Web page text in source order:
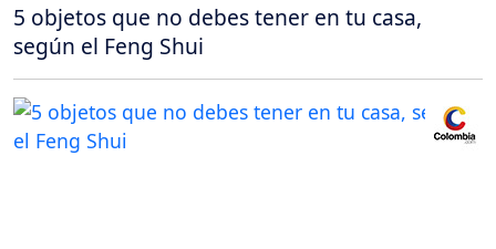
5 objetos que no debes tener en tu casa,
según el Feng Shui